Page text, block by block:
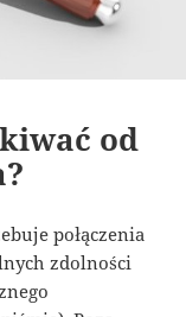
od
połączenia
zdolności